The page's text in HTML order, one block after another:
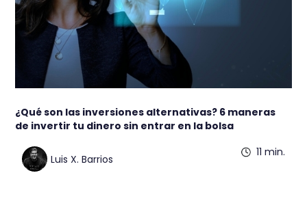
¿Qué son las inversiones alternativas? 6 maneras
de invertir tu dinero sin entrar en la bolsa
Luis X. Barrios
11 min.